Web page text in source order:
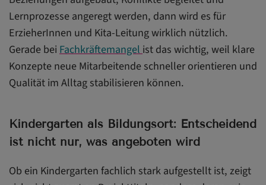
Lernprozesse angeregt werden, dann wird es für
ErzieherInnen und Kita-Leitung wirklich nützlich.
Gerade beiFachkräftemangelist das wichtig, weil klare
Konzepte neue Mitarbeitende schneller orientieren und
Qualität im Alltag stabilisieren können.
Kindergarten als Bildungsort: Entscheidend
ist nicht nur, was angeboten wird
Ob ein Kindergarten fachlich stark aufgestellt ist, zeigt